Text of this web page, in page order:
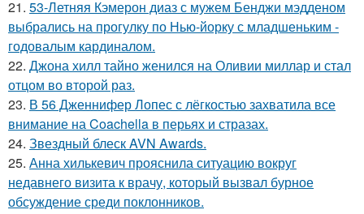
21. 53-Летняя Кэмерон диаз с мужем Бенджи мэдденом
выбрались на прогулку по Нью-йорку с младшеньким -
годовалым кардиналом.
22. Джона хилл тайно женился на Оливии миллар и стал
отцом во второй раз.
23. В 56 Дженнифер Лопес с лёгкостью захватила все
внимание на Coachella в перьях и стразах.
24. Звездный блеск AVN Awards.
25. Анна хилькевич прояснила ситуацию вокруг
недавнего визита к врачу, который вызвал бурное
обсуждение среди поклонников.